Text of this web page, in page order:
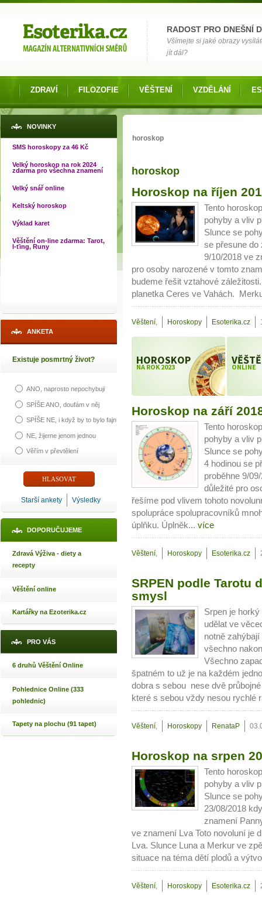
RADOST PRO DNEŠNÍ
Všímejte si jaké obrazy
jít dál?
ZDRAVÍ FILOZOFIE VĚŠTENÍ VZDĚLÁNÍ
NOVINKY
SMS horoskopy za 46 Kč
Velký horoskop na rok 2024
zdarma pro všechna znamení
Velký snář online
Keltský horoskop
Výklad karet
Věštění on-line zdarma: Tarot,
I-ťing, Runy
ANKETA
Existuje posmrtný život?
ANO, naprosto nepochybuji
SPÍŠE ANO, doufám v něj
SPÍŠE NE, i když by to bylo fajn
NE, žijeme jenom jednou
Věřím v převtělení
Starší ankety Výsledky
DOPORUČUJEME
Zdravá Výživa - diety a
recepty
Věštění online
Kartářky na Ezoterika.cz
PRO VÁS
6 druhů Věštění Online
Pohlednice Online (333
pohlednic)
Tapety na plochu (91 tapet)
horoskop
horoskop
Horoskop na říjen
Tento
pohyby a vliv
Slunce se
se přesune do
9/10/2018 ve
pro osoby narozené v tomto
budeme řešit vztahové
planetka Ceres ve Vahách.
Věštení, Horoskopy Esoterika.cz
HOROSKOP
NA ROK 2023 ONLINE
Horoskop na září
Tento
pohyby a vliv
Slunce se
4 hodinou se
proběhne 9/
důležité pro
řešíme pod vlivem tohoto
spolupráce spolupracovníků
úplňku. Úplněk... více
Věštení, Horoskopy Esoterika.cz
SRPEN podle Tarotu
smysl
Srpen je
udělat ve
notně
všechno
Všechno
špatném to už je na každém
dobra s sebou nese dvě
které s sebou vždy nesou rychlé
Věštení, Horoskopy RenataP
Horoskop na srpen
Tento
pohyby a vliv
Slunce se
23/08/2018
znamení
ve znamení Lva Toto novoluní je
Lva. Slunce Luna a Merkur ve
situace na téma dětí plodů a
Věštení, Horoskopy Esoterika.cz